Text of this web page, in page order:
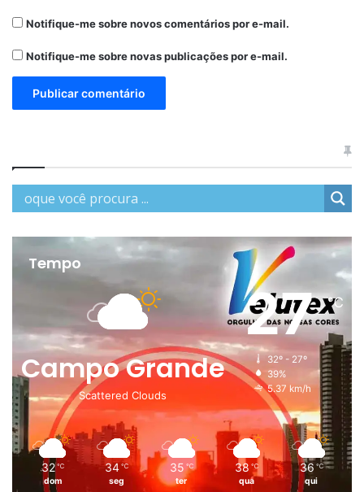
Notifique-me sobre novos comentários por e-mail.
Notifique-me sobre novas publicações por e-mail.
Tempo
Campo Grande
Scattered Clouds
27℃
32º - 27º
39%
5.37 km/h
32 ℃
dom
34 ℃
seg
35 ℃
ter
38 ℃
qua
36 ℃
qui